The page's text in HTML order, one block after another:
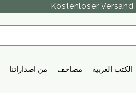
Kostenloser Versand
من اصداراتنا مصاحف الكتب العربية